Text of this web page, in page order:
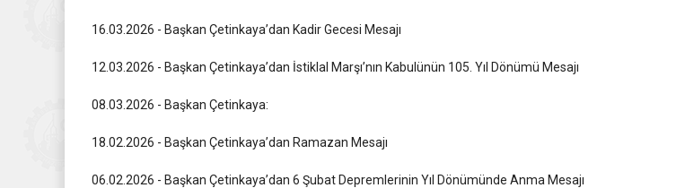
16.03.2026 - Başkan Çetinkaya’dan Kadir Gecesi Mesajı
12.03.2026 - Başkan Çetinkaya’dan İstiklal Marşı’nın Kabulünün 105. Yıl Dönümü Mesajı
08.03.2026 - Başkan Çetinkaya:
18.02.2026 - Başkan Çetinkaya’dan Ramazan Mesajı
06.02.2026 - Başkan Çetinkaya’dan 6 Şubat Depremlerinin Yıl Dönümünde Anma Mesajı